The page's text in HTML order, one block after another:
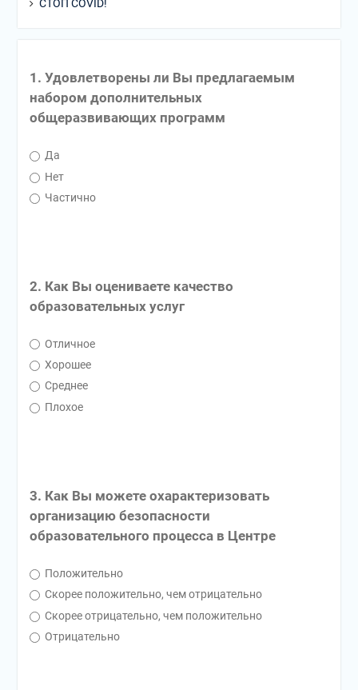
СТОП COVID!
1. Удовлетворены ли Вы предлагаемым
набором дополнительных
общеразвивающих программ
Да
Нет
Частично
2. Как Вы оцениваете качество
образовательных услуг
Отличное
Хорошее
Среднее
Плохое
3. Как Вы можете охарактеризовать
организацию безопасности
образовательного процесса в Центре
Положительно
Скорее положительно, чем отрицательно
Скорее отрицательно, чем положительно
Отрицательно